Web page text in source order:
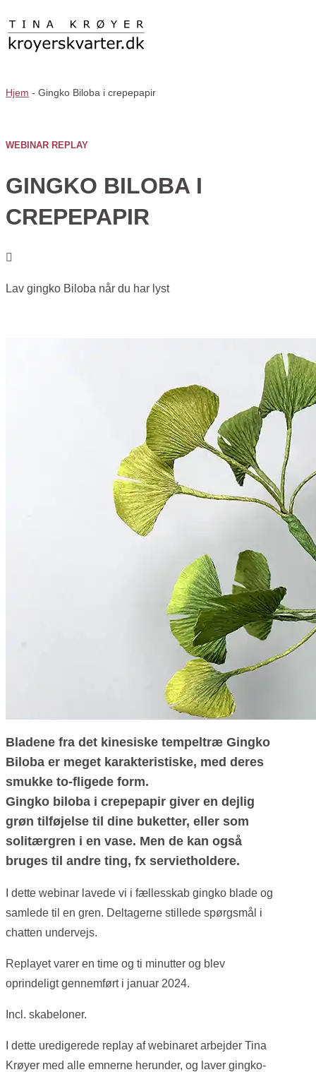
Hjem - Gingko Biloba i crepepapir
WEBINAR REPLAY
GINGKO BILOBA I
CREPEPAPIR
Lav gingko Biloba når du har lyst
Bladene fra det kinesiske tempeltræ Gingko
Biloba er meget karakteristiske, med deres
smukke to-fligede form.
Gingko biloba i crepepapir giver en dejlig
grøn tilføjelse til dine buketter, eller som
solitærgren i en vase. Men de kan også
bruges til andre ting, fx servietholdere.
I dette webinar lavede vi i fællesskab gingko blade og
samlede til en gren. Deltagerne stillede spørgsmål i
chatten undervejs.
Replayet varer en time og ti minutter og blev
oprindeligt gennemført i januar 2024.
Incl. skabeloner.
I dette uredigerede replay af webinaret arbejder Tina
Krøyer med alle emnerne herunder, og laver gingko-